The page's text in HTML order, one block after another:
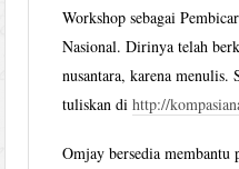
Workshop sebagai
Nasional. Dirinya telah
nusantara, karena menulis.
tuliskan dihttp://
Omjay bersedia